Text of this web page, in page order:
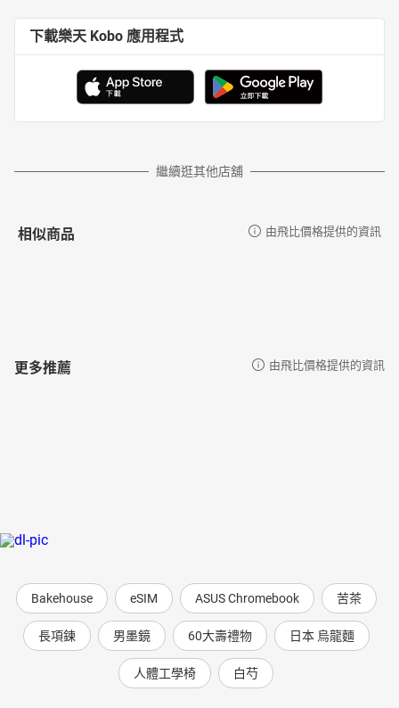
下載樂天 Kobo 應用程式
繼續逛其他店舖
相似商品 由飛比價格提供的資訊
更多推薦 由飛比價格提供的資訊
Bakehouse eSIM ASUS Chromebook 苦茶
長項鍊 男墨鏡 60大壽禮物 日本 烏龍麵
人體工學椅 白芍